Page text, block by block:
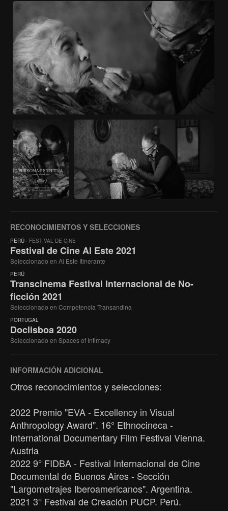
RECONOCIMIENTOS Y SELECCIONES
PERÚ · FESTIVAL DE CINE
Festival de Cine Al Este 2021
Seleccionado en Al Este Itinerante
PERÚ
Transcinema Festival Internacional de No-
ficción 2021
Seleccionado en Competencia Transandina
PORTUGAL
Doclisboa 2020
Seleccionado en Spaces of Intimacy
INFORMACIÓN ADICIONAL
Otros reconocimientos y selecciones:
2022 Premio "EVA - Excellency in Visual
Anthropology Award". 16° Ethnocineca -
International Documentary Film Festival Vienna.
Austria
2022 9° FIDBA - Festival Internacional de Cine
Documental de Buenos Aires - Sección
"Largometrajes Iberoamericanos". Argentina.
2021 3° Festival de Creación PUCP. Perú.